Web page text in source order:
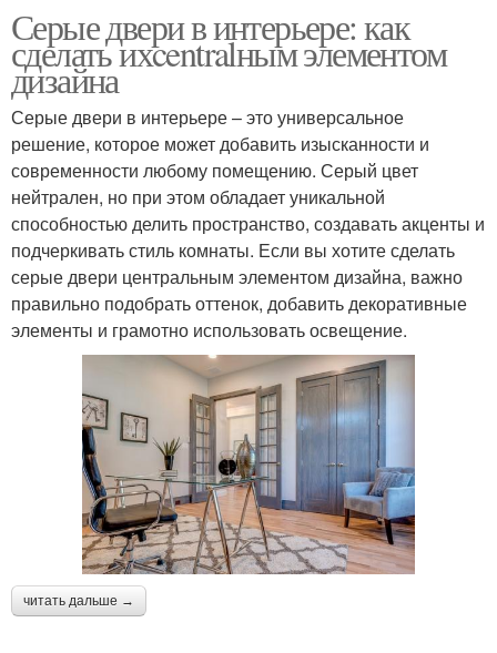
Серые двери в интерьере: как
сделать ихcentralным элементом
дизайна
Серые двери в интерьере – это универсальное
решение, которое может добавить изысканности и
современности любому помещению. Серый цвет
нейтрален, но при этом обладает уникальной
способностью делить пространство, создавать акценты и
подчеркивать стиль комнаты. Если вы хотите сделать
серые двери центральным элементом дизайна, важно
правильно подобрать оттенок, добавить декоративные
элементы и грамотно использовать освещение.
читать дальше →